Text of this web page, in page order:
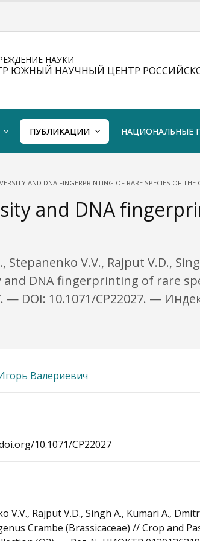
НАУКИ
ЮЖНЫЙ НАУЧНЫЙ ЦЕНТР
ПУБЛИКАЦИИ НАЦИОНАЛЬНЫЕ
AND DNA FINGERPRINTING OF RARE SPECIES OF THE
and DNA
Stepanenko V.V., Rajput V.D.,
DNA fingerprinting of rare
DOI: 10.1071/CP22027. —
Валериевич
10.1071/CP22027
V.V., Rajput V.D., Singh A., Kumari A.,
Crambe (Brassicaceae) // Crop and